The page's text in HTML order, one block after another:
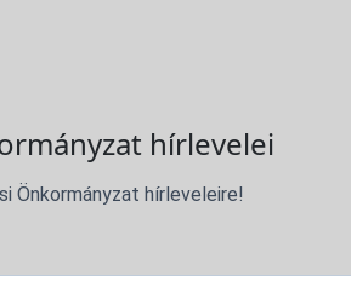
hírlevelei
Önkormányzat hírleveleire!